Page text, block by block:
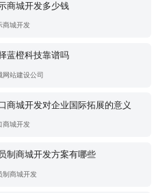
商城开发多少钱
商城开发
蓝橙科技靠谱吗
网站建设公司
商城开发对企业国际拓展的意义
商城开发
制商城开发方案有哪些
制商城开发